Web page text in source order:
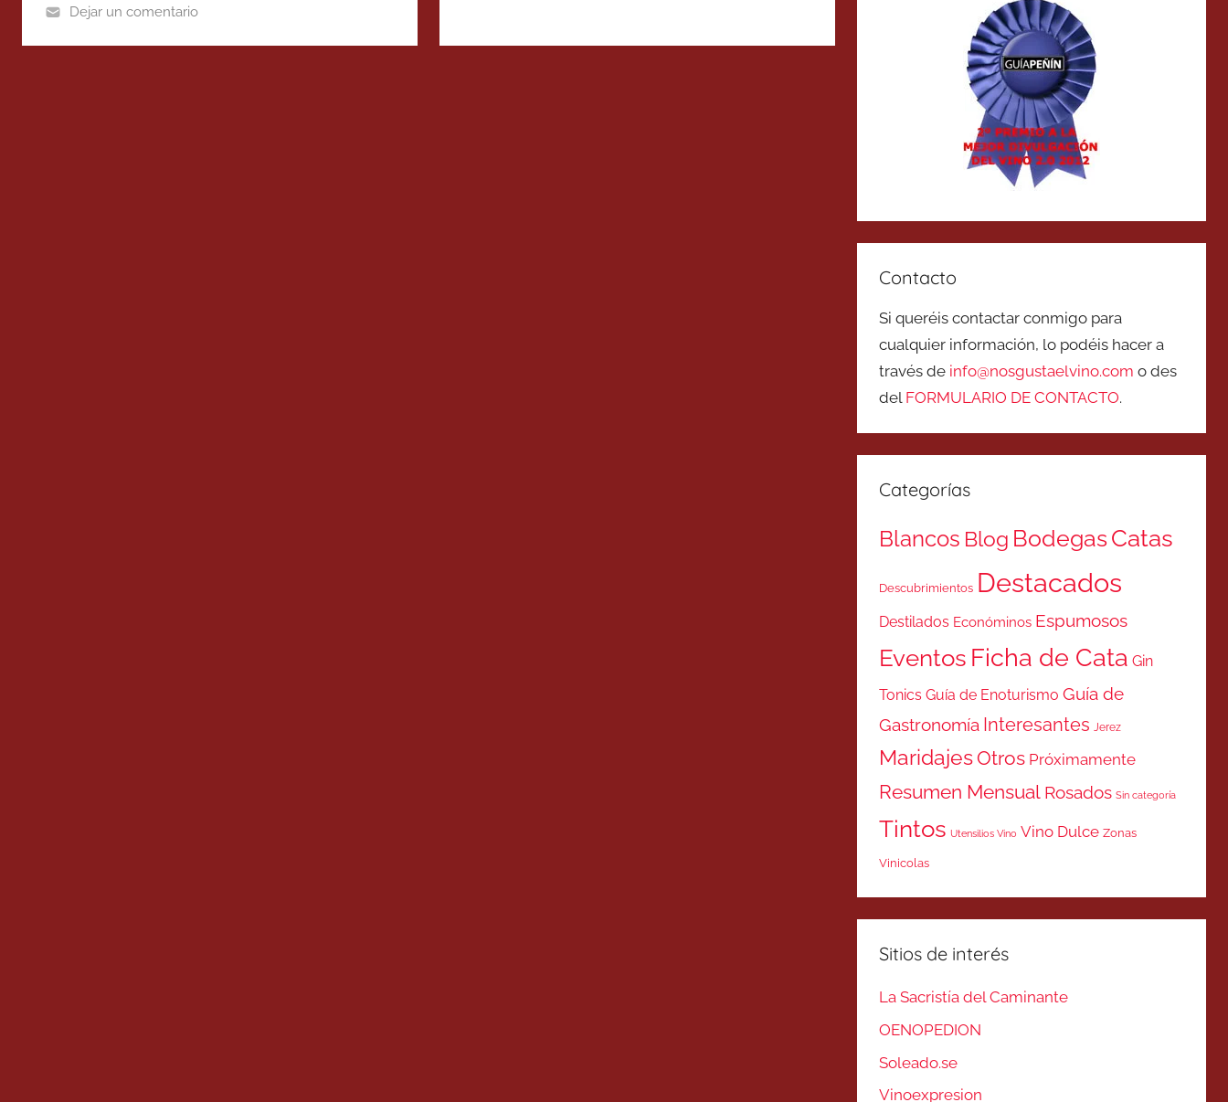
Dejar un comentario
Contacto
Si queréis contactar conmigo para
cualquier información, lo podéis hacer a
través de info@nosgustaelvino.com o des
del FORMULARIO DE CONTACTO.
Categorías
Blancos Blog BodegasCatas
Descubrimientos Destacados
Destilados Económinos Espumosos
Eventos Ficha de Cata Gin
Tonics Guía de Enoturismo Guía de
Gastronomía Interesantes Jerez
MaridajesOtros Próximamente
Resumen Mensual Rosados Sin categoría
Tintos Utensilios Vino Vino Dulce Zonas
Vinicolas
Sitios de interés
La Sacristía del Caminante
OENOPEDION
Soleado.se
Vinoexpresion